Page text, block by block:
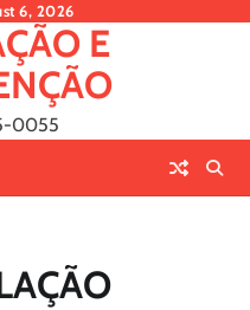
6, 2026
E
0055